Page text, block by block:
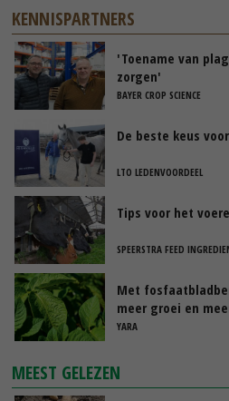
KENNISPARTNERS
'Toename van
zorgen'
BAYER CROP SCIENCE
De beste keus
LTO LEDENVOORDEEL
Tips voor het
SPEERSTRA FEED
Met
meer groei en
YARA
MEEST GELEZEN